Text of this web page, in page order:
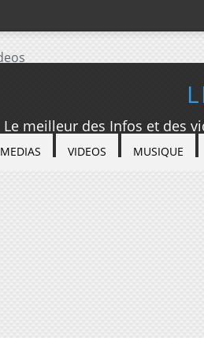
Le meilleur des Infos et des
MEDIAS VIDEOS MUSIQUE